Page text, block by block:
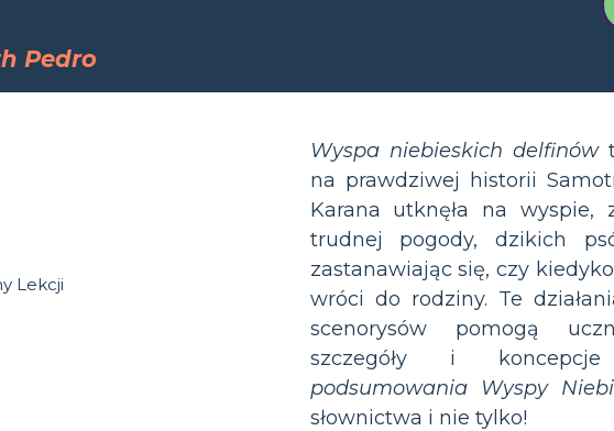
Pedro
Wyspa niebieskich delfinów
na prawdziwej historii
Karana utknęła na wyspie,
trudnej pogody, dzikich
zastanawiając się, czy
wróci do rodziny. Te
scenorysów pomogą
szczegóły i
podsumowania Wyspy
słownictwa i nie tylko!